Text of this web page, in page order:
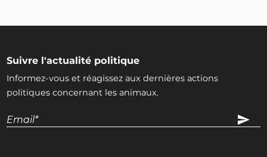
Suivre l'actualité politique
Informez-vous et réagissez aux dernières actions
politiques concernant les animaux.